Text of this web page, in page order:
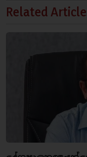
Related